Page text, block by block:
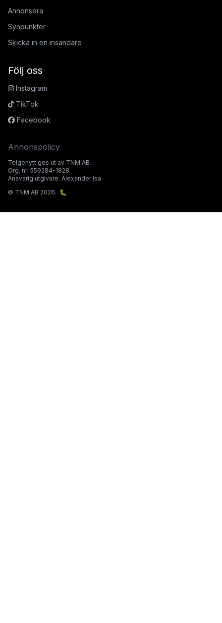
Annonsera
Synpunkter
Skicka in en insändare
Följ oss
Instagram
TikTok
Facebook
Annonspolicy
Telgenytt ges ut av TNM AB.
Org. nr: 559284-1828
Ansvarig utgivare: Alexander Isa
© TNM AB 2026. 🐛